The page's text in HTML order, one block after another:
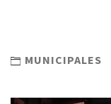
MUNICIPALES